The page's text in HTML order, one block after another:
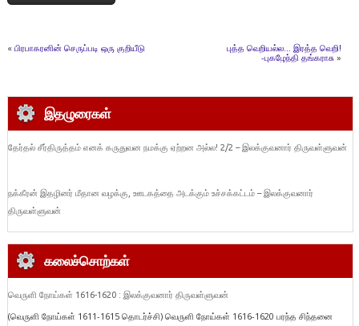
« பிரபாகரனின் செருப்படி ஒரு குறியீடு
புத்த வெறியல்ல… இரத்த வெறி!
-புகழேந்தி தங்கராசு »
இதழுரைகள்
தேர்தல் சீர்திருத்தம் எனக் கருதுவன நமக்கு ஏற்றன அல்ல! 2/2 – இலக்குவனார் திருவள்ளுவன்
நக்கீரன் இதழினர் மீதான வழக்கு, ஊடகத்தை அடக்கும் உச்சக்கட்டம் – இலக்குவனார்
திருவள்ளுவன்
கலைச்சொற்கள்
வெருளி நோய்கள் 1616-1620 : இலக்குவனார் திருவள்ளுவன்
(வெருளி நோய்கள் 1611-1615 தொடர்ச்சி) வெருளி நோய்கள் 1616-1620 பரந்த சிந்தனை